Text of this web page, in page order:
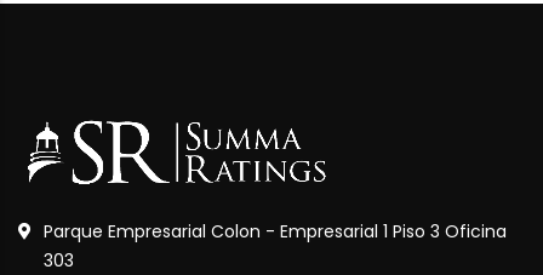
Parque Empresarial Colon - Empresarial 1 Piso 3 Oficina
303